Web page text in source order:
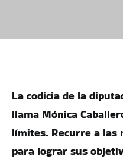
La codicia de la
llama Mónica
límites. Recurre a las
para lograr sus